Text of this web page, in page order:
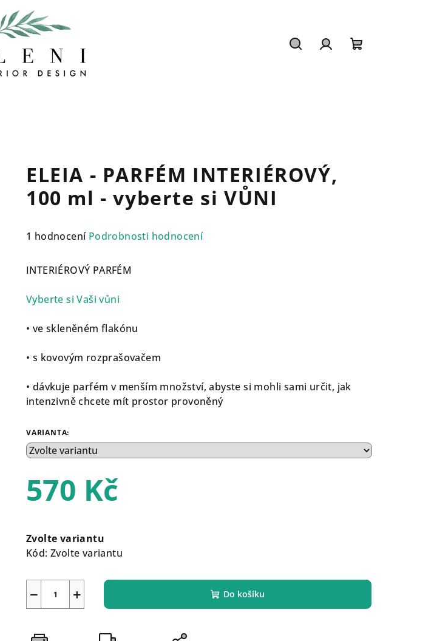
ELEIA - PARFÉM INTERIÉROVÝ,
100 ml - vyberte si VŮNI
Průměrné
produktu
5,0
1 hodnocení Podrobnosti hodnocení
INTERIÉROVÝ PARFÉM
Vyberte si Vaši vůni
• ve skleněném flakónu
• s kovovým rozprašovačem
• dávkuje parfém v menším množství, abyste si mohli sami určit, jak
intenzivně chcete mít prostor provoněný
VARIANTA:
570 Kč
cena:
Zvolte variantu
Kód: Zvolte variantu
+
− Do košíku